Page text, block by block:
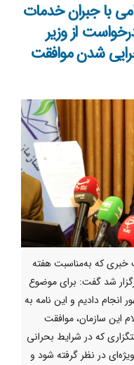
با جبران خدمات
از وزیر
شدن موافقت
که به‌مناسبت هفته
شد گفت: برای موضوع
دادیم و این نامه به
این سازمان، موافقت
که در شرایط بحرانی
در نظر گرفته شود و